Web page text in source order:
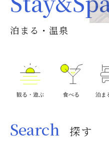
泊まる・温泉
観る・遊ぶ 食べる 泊ま
Search 探す